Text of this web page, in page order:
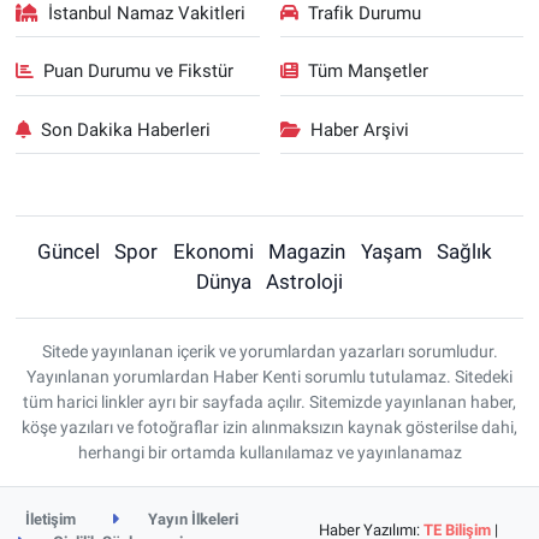
İstanbul Namaz Vakitleri Trafik Durumu
Puan Durumu ve Fikstür Tüm Manşetler
Son Dakika Haberleri Haber Arşivi
Güncel Spor Ekonomi Magazin Yaşam
Sağlık
Dünya
Astroloji
Sitede yayınlanan içerik ve yorumlardan yazarları sorumludur.
Yayınlanan yorumlardan Haber Kenti sorumlu tutulamaz. Sitedeki
tüm harici linkler ayrı bir sayfada açılır. Sitemizde yayınlanan haber,
köşe yazıları ve fotoğraflar izin alınmaksızın kaynak gösterilse dahi,
herhangi bir ortamda kullanılamaz ve yayınlanamaz
İletişim
Yayın İlkeleri
Haber Yazılımı:TE Bilişim |